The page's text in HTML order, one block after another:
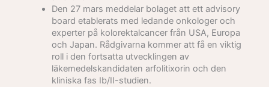
Den 27 mars meddelar bolaget att ett advisory
board etablerats med ledande onkologer och
experter på kolorektalcancer från USA, Europa
och Japan. Rådgivarna kommer att få en viktig
roll i den fortsatta utvecklingen av
läkemedelskandidaten arfolitixorin och den
kliniska fas Ib/II-studien.